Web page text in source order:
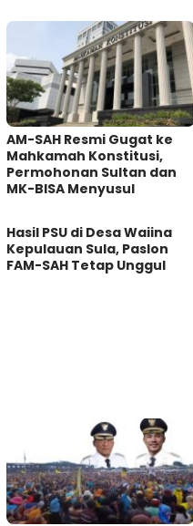
AM-SAH Resmi Gugat ke
Mahkamah Konstitusi,
Permohonan Sultan dan
MK-BISA Menyusul
Hasil PSU di Desa Waiina
Kepulauan Sula, Paslon
FAM-SAH Tetap Unggul